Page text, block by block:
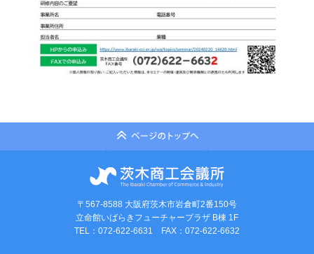
〒567-8588 大阪府茨木市岩倉町2番150号
立命館いばらきフューチャープラザ B棟 1F
TEL：072-622-6631 FAX：072-622-6632